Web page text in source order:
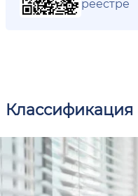
реестре
Классификация